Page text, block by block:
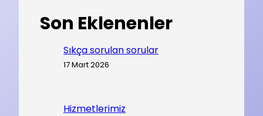
Son Eklenenler
Sıkça sorulan sorular
17 Mart 2026
Hizmetlerimiz